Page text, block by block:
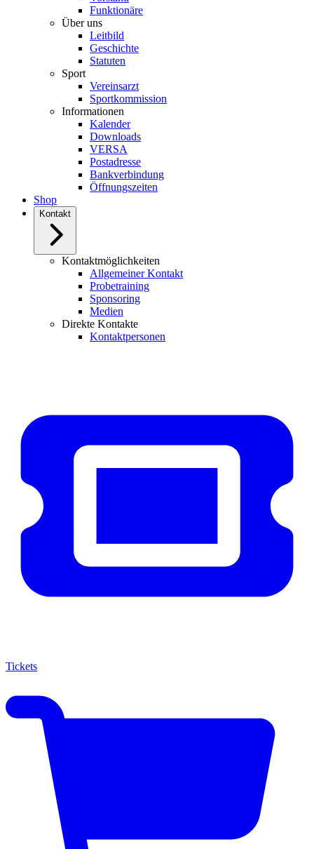
Funktionäre
Über uns
Leitbild
Geschichte
Statuten
Sport
Vereinsarzt
Sportkommission
Informationen
Kalender
Downloads
VERSA
Postadresse
Bankverbindung
Öffnungszeiten
Shop
Kontakt
Kontaktmöglichkeiten
Allgemeiner Kontakt
Probetraining
Sponsoring
Medien
Direkte Kontakte
Kontaktpersonen
Tickets